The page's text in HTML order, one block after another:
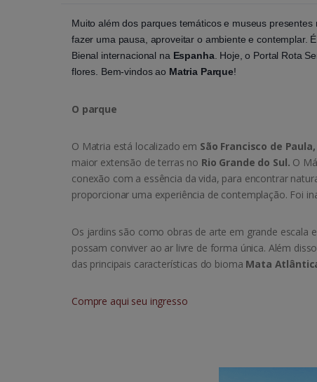
Muito além dos parques temáticos e museus presentes
fazer uma pausa, aproveitar o ambiente e contemplar.
Bienal internacional na Espanha. Hoje, o Portal Rota
flores. Bem-vindos ao Matria Parque!
O parque
O Matria está localizado em São Francisco de Paula,
maior extensão de terras no Rio Grande do Sul. O
conexão com a essência da vida, para encontrar
proporcionar uma experiência de contemplação. Foi
Os jardins são como obras de arte em grande escala
possam conviver ao ar livre de forma única. Além
das principais características do bioma Mata
Compre aqui seu ingresso